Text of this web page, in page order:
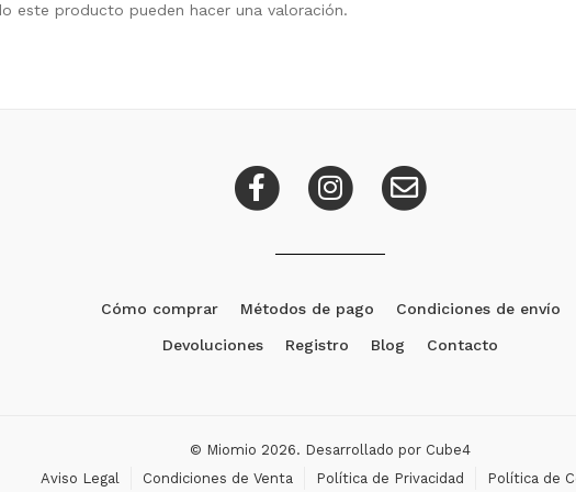
este producto pueden hacer una valoración.
Cómo comprar Métodos de pago Condiciones de envío
Devoluciones Registro Blog Contacto
© Miomio 2026. Desarrollado por Cube4
Aviso Legal
Condiciones de Venta Política de Privacidad Política de